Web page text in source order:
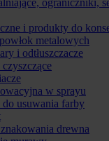
ograniczniki,
i produkty do
metalowych
i odtłuszczacze
czyszczące
w sprayu
do usuwania farby
drewna